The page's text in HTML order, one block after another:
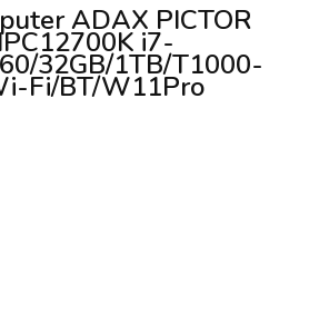
ADAX PICTOR
i7-
32GB/1TB/T1000-
Fi/BT/W11Pro